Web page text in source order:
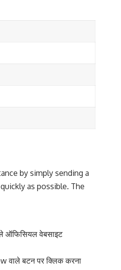
by simply sending a
as possible. The
ऑफिसियल वेबसाइट
वाले बटन पर क्लिक करना